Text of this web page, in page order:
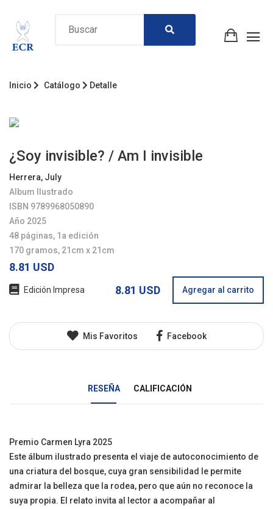
Inicio Catálogo Detalle
¿Soy invisible? / Am I invisible
Herrera, July
Album Ilustrado
ISBN 9789968050890
Año 2025
48 páginas, 1a edición
170 gramos, 21cm x 21cm
8.81 USD
Edición Impresa 8.81 USD Agregar al carrito
Mis Favoritos Facebook
RESEÑA CALIFICACIÓN
Premio Carmen Lyra 2025
Este álbum ilustrado presenta el viaje de autoconocimiento de
una criatura del bosque, cuya gran sensibilidad le permite
admirar la belleza que la rodea, pero que aún no reconoce la
suya propia. El relato invita al lector a acompañar al